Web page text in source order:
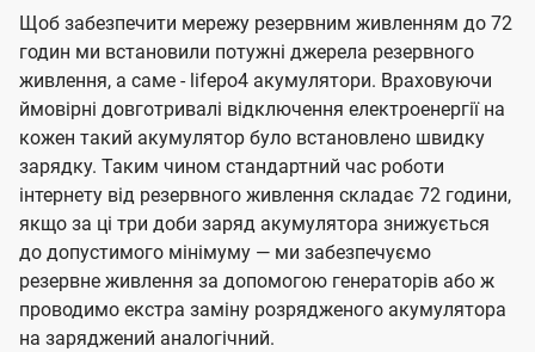
Щоб забезпечити мережу резервним живленням до 72
годин ми встановили потужні джерела резервного
живлення, а саме - lifepo4 акумулятори. Враховуючи
ймовірні довготривалі відключення електроенергії на
кожен такий акумулятор було встановлено швидку
зарядку. Таким чином стандартний час роботи
інтернету від резервного живлення складає 72 години,
якщо за ці три доби заряд акумулятора знижується
до допустимого мінімуму — ми забезпечуємо
резервне живлення за допомогою генераторів або ж
проводимо екстра заміну розрядженого акумулятора
на заряджений аналогічний.